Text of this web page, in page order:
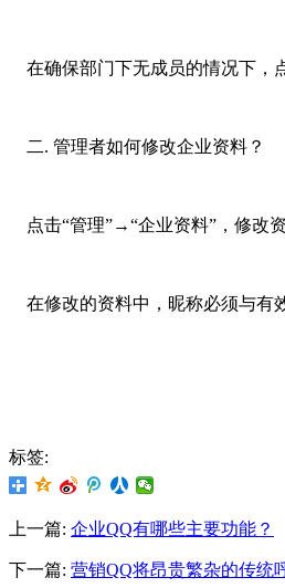
在确保部门下无成员的情况下，
二. 管理者如何修改企业资料？
点击“管理”→“企业资料”，修改
在修改的资料中，昵称必须与有
标签:
上一篇: 企业QQ有哪些主要功能？
下一篇: 营销QQ将昂贵繁杂的传统